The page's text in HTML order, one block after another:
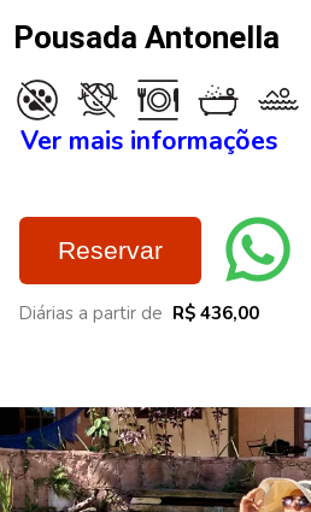
Pousada Antonella
Ver mais informações
Reservar
Diárias a partir de R$ 436,00